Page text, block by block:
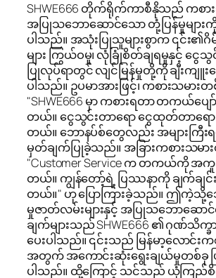
SHWE666 တိုက်ရိုက်ကာစီနိုသည် ကစား
အပြုသဘောဆောင်သော တုံ့ပြန်မှုများ
ပါသည်။ အသုံးပြုသူများစွာက ၎င်း၏ဂိ
များ ကြွယ်ဝမှု၊ လုံခြုံစိတ်ချရမှုနှင့် ငွေ
ပြုလုပ်ရာတွင် လျင်မြန်မှုတို့ကို ချီးကျူး
ပါသည်။ ဥပမာအားဖြင့်၊ ကစားသမား
"SHWE666 မှာ ကစားရတာ တကယ်ပျေ
တယ်။ ငွေသွင်းတာရော ငွေထုတ်တာရော
တယ်။ ဘောနပ်စ်တွေလည်း အများကြီ
မှတ်ချက်ပြုခဲ့သည်။ အခြားကစားသမာ
"Customer Service က တကယ်ကို အ
တယ်။ ကျွန်တော့်ရဲ့ ပြဿနာကို ချက်ချင်း
တယ်။" ဟု ပြောကြားခဲ့သည်။ ဤကဲ့သို့သ
မှုဇာတ်လမ်းများနှင့် အပြုသဘောဆော
ချက်များသည် SHWE666 ၏ ဂုဏ်သိက္
ပေးပါသည်။ ၎င်းသည် မြန်မာ့လောင်းကစ
အတွက် အကောင်းဆုံးရွေးချယ်မှုတစ်ခု ဖ
ပါသည်။ ထို့ကြောင့် သင်သည် ယုံကြည်စိတ်ခ